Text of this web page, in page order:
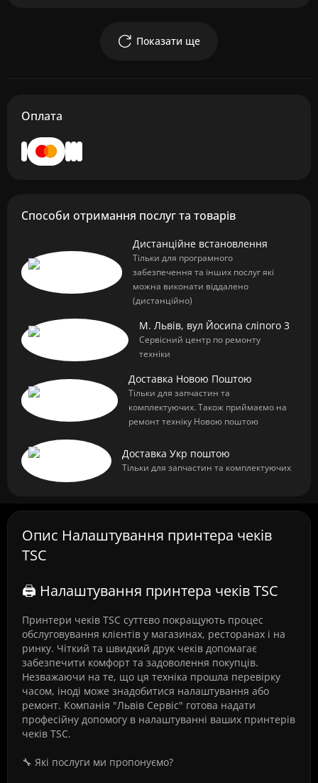
Показати ще
Оплата
Способи отримання послуг та товарів
Дистанційне встановлення
Тільки для програмного
забезпечення та інших послуг які
можна виконати віддалено
(дистанційно)
М. Львів, вул Йосипа сліпого 3
Сервісний центр по ремонту
техніки
Доставка Новою Поштою
Тільки для запчастин та
комплектуючих. Також приймаємо на
ремонт техніку Новою поштою
Доставка Укр поштою
Тільки для запчастин та комплектуючих
Опис Налаштування принтера чеків
TSC
🖨️ Налаштування принтера чеків TSC
Принтери чеків TSC суттєво покращують процес
обслуговування клієнтів у магазинах, ресторанах і на
ринку. Чіткий та швидкий друк чеків допомагає
забезпечити комфорт та задоволення покупців.
Незважаючи на те, що ця техніка прошла перевірку
часом, іноді може знадобитися налаштування або
ремонт. Компанія "Львів Сервіс" готова надати
професійну допомогу в налаштуванні ваших принтерів
чеків TSC.
🔧 Які послуги ми пропонуємо?